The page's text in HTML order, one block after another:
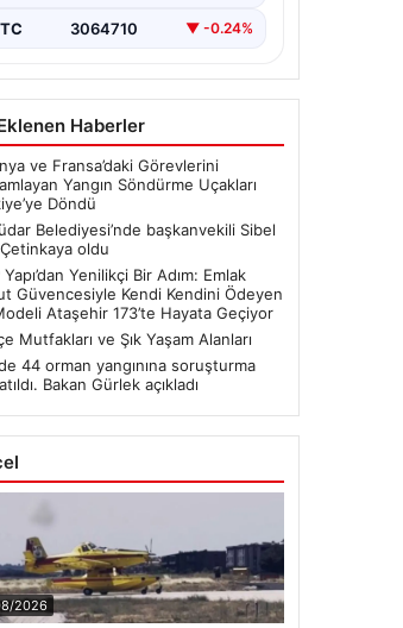
3064710 ▼ -0.24%
Haberler
ve Fransa’daki Görevlerini
Yangın Söndürme Uçakları
Döndü
Belediyesi’nde başkanvekili Sibel
oldu
Yapı’dan Yenilikçi Bir Adım: Emlak
Güvencesiyle Kendi Kendini Ödeyen
Ataşehir 173’te Hayata Geçiyor
Mutfakları ve Şık Yaşam Alanları
44 orman yangınına soruşturma
Bakan Gürlek açıkladı
2026